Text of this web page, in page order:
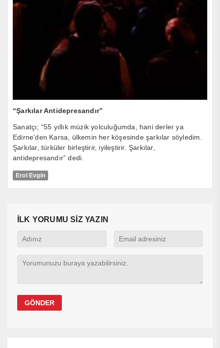
“Şarkılar Antidepresandır”
Sanatçı; “55 yıllık müzik yolculuğumda, hani derler ya
Edirne’den Karsa, ülkemin her köşesinde şarkılar söyledim.
Şarkılar, türküler birleştirir, iyileştirir. Şarkılar,
antidepresandır” dedi.
Erol Evgin
İLK YORUMU SİZ YAZIN